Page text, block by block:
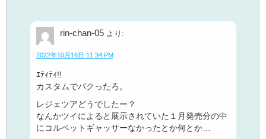
rin-chan-05 より:
2022年10月16日 11:34 PM
ｴﾃｨﾃｨ!!
カスタムでパクったろ。
レジェツアどうでしたー？
なんかツイによると展示されていた１月発売分の中
にコルベットギャッサーなかったとか何とか…